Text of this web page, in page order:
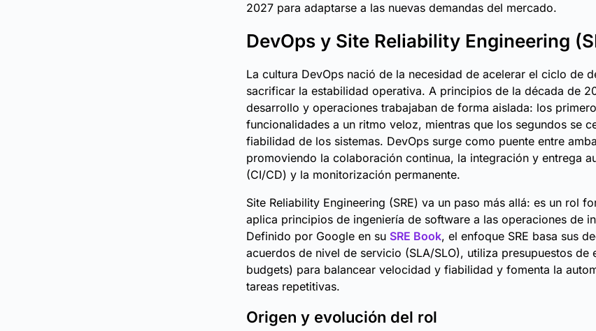
2027 para adaptarse a las nuevas demandas del mercado.
DevOps y Site Reliability Engineering
La cultura DevOps nació de la necesidad de acelerar el ciclo de
sacrificar la estabilidad operativa. A principios de la década de
desarrollo y operaciones trabajaban de forma aislada: los
funcionalidades a un ritmo veloz, mientras que los segundos se
fiabilidad de los sistemas. DevOps surge como puente entre
promoviendo la colaboración continua, la integración y entrega
(CI/CD) y la monitorización permanente.
Site Reliability Engineering (SRE) va un paso más allá: es un rol
aplica principios de ingeniería de software a las operaciones de
Definido por Google en su SRE Book, el enfoque SRE basa sus
acuerdos de nivel de servicio (SLA/SLO), utiliza presupuestos de
budgets) para balancear velocidad y fiabilidad y fomenta la
tareas repetitivas.
Origen y evolución del rol